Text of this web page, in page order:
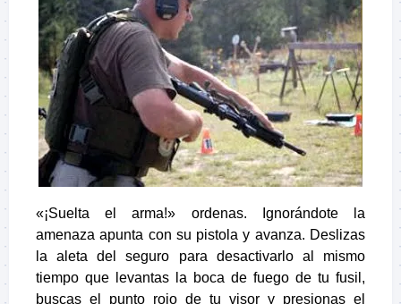
«¡Suelta el arma!» ordenas. Ignorándote la
amenaza apunta con su pistola y avanza. Deslizas
la aleta del seguro para desactivarlo al mismo
tiempo que levantas la boca de fuego de tu fusil,
buscas el punto rojo de tu visor y presionas el